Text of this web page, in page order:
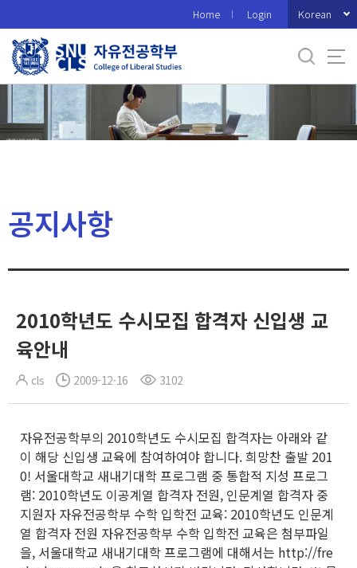
로
메
Home Login Korean
공지사항
2010학년도 수시모집 합격자 신입생 교
육안내
cls 2009-12-16 3102
자유전공학부의 2010학년도 수시모집 합격자는 아래와 같
이 해당 신입생 교육에 참여하여야 합니다. 희망찬 출발 201
0! 서울대학교 새내기대학 프로그램 중 통합적 지성 프로그
램: 2010학년도 이공계열 합격자 전원, 인문계열 합격자 중
지원자 자유전공학부 수학 입학전 교육: 2010학년도 인문계
열 합격자 전원 자유전공학부 수학 입학전 교육은 첨부파일
을, 서울대학교 새내기대학 프로그램에 대해서는 http://fre